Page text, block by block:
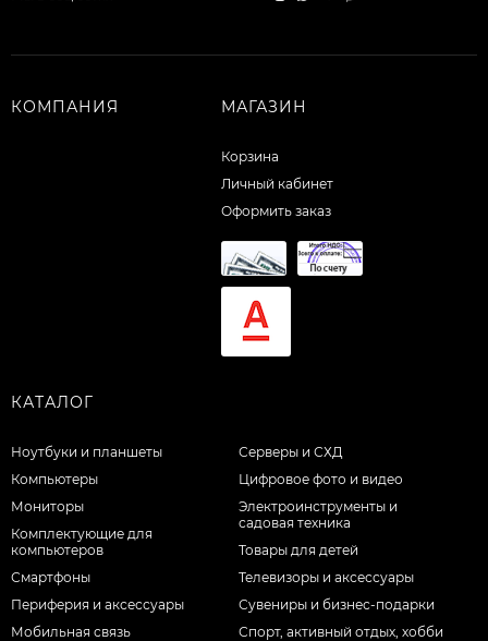
КОМПАНИЯ МАГАЗИН
Корзина
Личный кабинет
Оформить заказ
КАТАЛОГ
Ноутбуки и планшеты
Компьютеры
Мониторы
Комплектующие для
компьютеров
Смартфоны
Периферия и аксессуары
Мобильная связь
Серверы и СХД
Цифровое фото и видео
Электроинструменты и
садовая техника
Товары для детей
Телевизоры и аксессуары
Сувениры и бизнес-подарки
Спорт, активный отдых, хобби